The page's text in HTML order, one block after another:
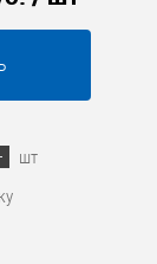
шт